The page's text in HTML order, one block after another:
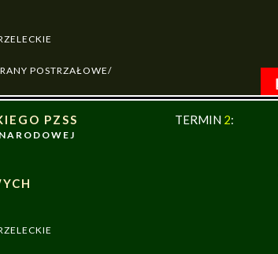
POSTRZAŁOWE/
PZSS TERMIN 2: